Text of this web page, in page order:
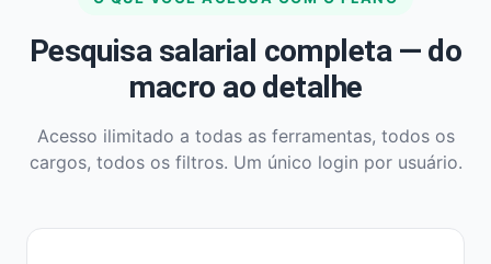
Pesquisa salarial completa — do
macro ao detalhe
Acesso ilimitado a todas as ferramentas, todos os
cargos, todos os filtros. Um único login por usuário.